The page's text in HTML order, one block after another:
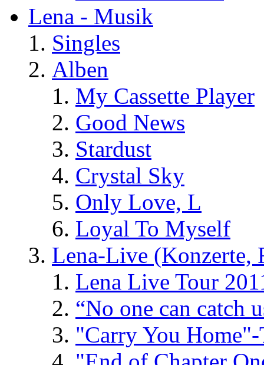
Lena - Musik
Singles
Alben
My Cassette Player
Good News
Stardust
Crystal Sky
Only Love, L
Loyal To Myself
Lena-Live (Konzerte,
Lena Live Tour
“No one can catch
"Carry You